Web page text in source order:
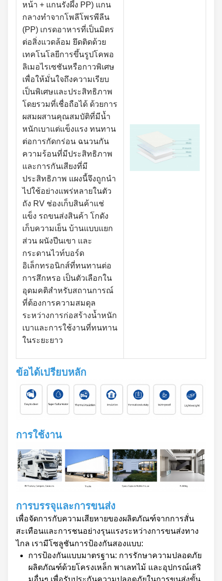
หน้า + แกนรังผึ้ง PP) แกน
กลางทำจากโพลีโพรพีลีน
(PP) เกรดอาหารที่เป็นมิตร
ต่อสิ่งแวดล้อม ยึดติดด้วย
เทคโนโลยีการขึ้นรูปโคพอ
ลิเมอไรเซชันหรือกาวพิเศษ
เพื่อให้มั่นใจถึงความเรียบ
เป็นพิเศษและประสิทธิภาพ
โดยรวมที่เชื่อถือได้ ด้วยการ
ผสมผสานคุณสมบัติที่มีน้ำ
หนักเบาแต่แข็งแรง ทนทาน
ต่อการกัดกร่อน ฉนวนกัน
ความร้อนที่มีประสิทธิภาพ
และการกันเสียงที่มี
ประสิทธิภาพ แผงนี้จึงถูกนำ
ไปใช้อย่างแพร่หลายในตัว
ถัง RV ช่องเก็บสินค้าแช่
แข็ง รถขนส่งสินค้า โกดัง
เก็บความเย็น บ้านแบบแยก
ส่วน ผนังปีนเขา และ
กระดานไวท์บอร์ด
อิเล็กทรอนิกส์ที่ทนทานต่อ
การสึกหรอ เป็นตัวเลือกใน
อุดมคติสำหรับสถานการณ์
ที่ต้องการความสมดุล
ระหว่างการก่อสร้างน้ำหนัก
เบาและการใช้งานที่ทนทาน
ในระยะยาว
ข้อได้เปรียบหลัก
การใช้งาน
การบรรจุและการขนส่ง
เพื่อจัดการกับความเสียหายของผลิตภัณฑ์จากการสั่น
สะเทือนและการชนอย่างรุนแรงระหว่างการขนส่งทาง
ไกล เรามีโซลูชันการป้องกันสองแบบ:
การป้องกันแบบมาตรฐาน: การรักษาความปลอดภัย
ผลิตภัณฑ์ด้วยโครงเหล็ก พาเลทไม้ และอุปกรณ์เสริ
มอื่นๆ เพื่อรับประกันความปลอดภัยในการขนส่งขั้น